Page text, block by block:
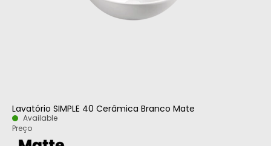
Lavatório SIMPLE 40 Cerâmica Branco Mate
Available
Preço